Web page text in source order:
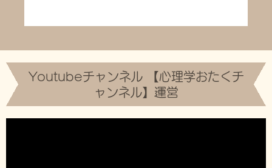
Youtubeチャンネル 【心理学おたくチ
ャンネル】運営